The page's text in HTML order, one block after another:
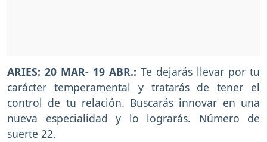
ARIES: 20 MAR- 19 ABR.: Te dejarás llevar por tu
carácter temperamental y tratarás de tener el
control de tu relación. Buscarás innovar en una
nueva especialidad y lo lograrás. Número de
suerte 22.